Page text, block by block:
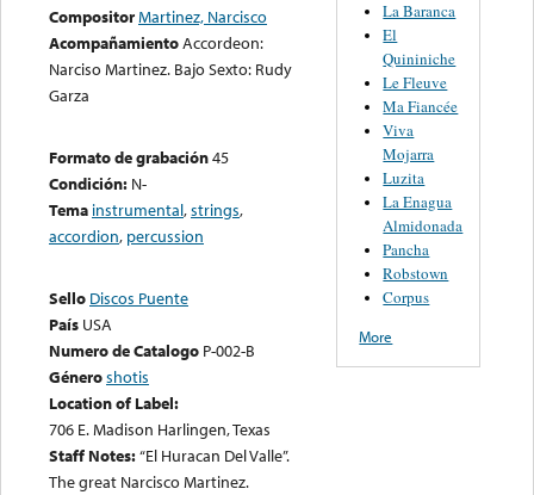
CompositorMartinez, Narcisco
AcompañamientoAccordeon:
Narciso Martinez. Bajo Sexto: Rudy
Garza
Formato de grabación45
Condición: N-
Tema instrumental,strings,
accordion, percussion
Sello Discos Puente
País USA
Numero de Catalogo P-002-B
Géneroshotis
Location of Label:
706 E. Madison Harlingen, Texas
Staff Notes:“El Huracan Del Valle”.
The great Narcisco Martinez.
La Baranca
El
Quininiche
Le Fleuve
Ma Fiancée
Viva
Mojarra
Luzita
La Enagua
Almidonada
Pancha
Robstown
Corpus
More